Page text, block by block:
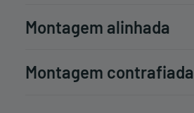
Montagem alinhada
Montagem contrafiada